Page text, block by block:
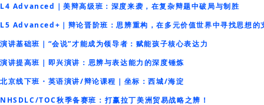
L4 Advanced｜美辩高级班：深度来袭，在复杂辩题中破局与制胜
L5 Advanced+｜辩论晋阶班：思辨重构，在多元价值世界中寻找思想的
演讲基础班｜“会说”才能成为领导者：赋能孩子核心表达力
演讲提高班｜即兴演讲：思辨与表达能力的深度锤炼
北京线下班・英语演讲/辩论课程｜坐标：西城/海淀
NHSDLC/TOC秋季备赛班：打赢拉丁美洲贸易战略之辨！